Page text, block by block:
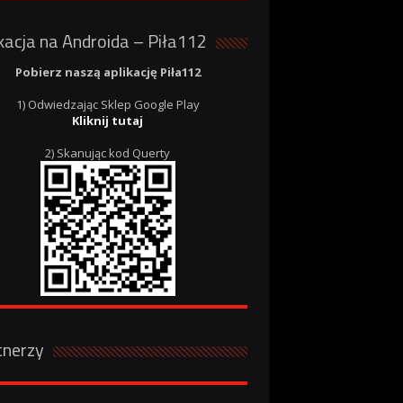
na Androida – Piła112
Pobierz naszą aplikację Piła112
1) Odwiedzając Sklep Google Play
Kliknij tutaj
2) Skanując kod Querty